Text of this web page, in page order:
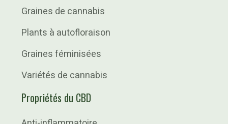
Graines de cannabis
Plants à autofloraison
Graines féminisées
Variétés de cannabis
Propriétés du CBD